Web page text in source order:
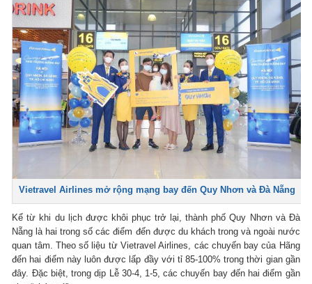
Vietravel Airlines mở rộng mạng bay đến Quy Nhơn và Đà Nẵng
Kể từ khi du lịch được khôi phục trở lại, thành phố Quy Nhơn và Đà
Nẵng là hai trong số các điểm đến được du khách trong và ngoài nước
quan tâm. Theo số liệu từ Vietravel Airlines, các chuyến bay của Hãng
đến hai điểm này luôn được lấp đầy với tỉ 85-100% trong thời gian gần
đây. Đặc biệt, trong dịp Lễ 30-4, 1-5, các chuyến bay đến hai điểm gần